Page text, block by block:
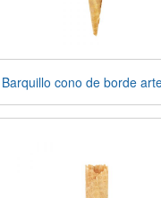
Barquillo cono de borde